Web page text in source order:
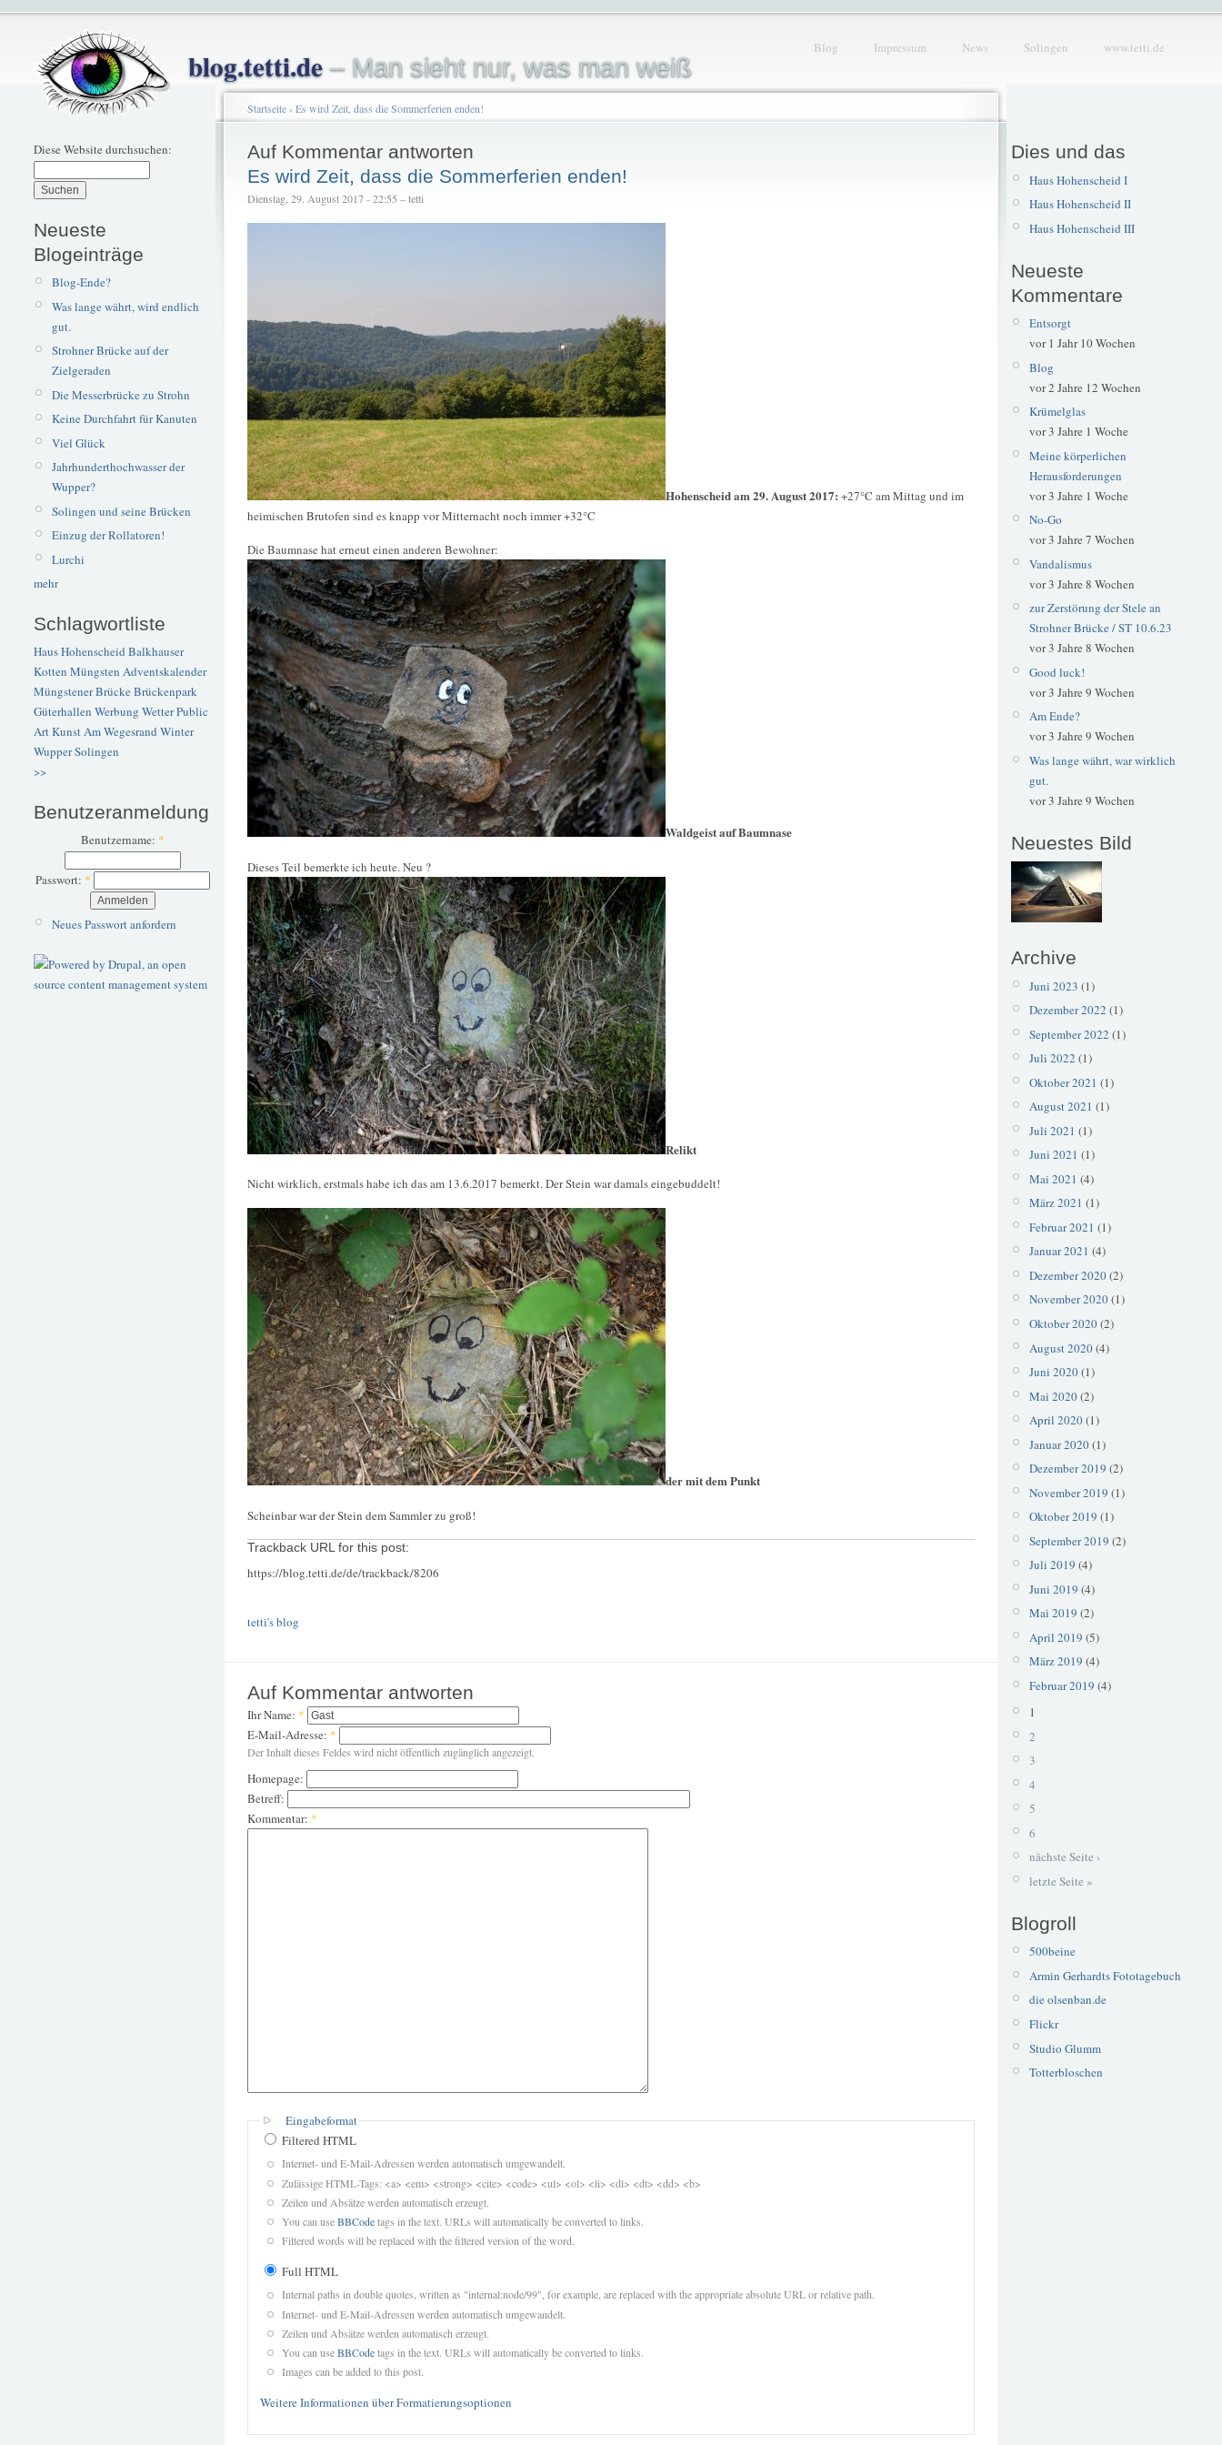
blog.tetti.de– Man sieht nur, was man weiß
Blog Impressum News Solingen www.tetti.de
Diese Website durchsuchen:
Neueste
Blogeinträge
Blog-Ende?
Was lange währt, wird endlich
gut.
Strohner Brücke auf der
Zielgeraden
Die Messerbrücke zu Strohn
Keine Durchfahrt für Kanuten
Viel Glück
Jahrhunderthochwasser der
Wupper?
Solingen und seine Brücken
Einzug der Rollatoren!
Lurchi
mehr
Schlagwortliste
Haus Hohenscheid Balkhauser
Kotten Müngsten Adventskalender
Müngstener BrückeBrückenpark
Güterhallen Werbung WetterPublic
ArtKunstAm Wegesrand Winter
WupperSolingen
>>
Benutzeranmeldung
Benutzername: *
Passwort: *
Neues Passwort anfordern
Startseite› Es wird Zeit, dass die Sommerferien enden!
Auf Kommentar antworten
Es wird Zeit, dass die Sommerferien enden!
Dienstag, 29. August 2017 - 22:55 – tetti
Hohenscheid am 29. August 2017: +27°C am Mittag und im
heimischen Brutofen sind es knapp vor Mitternacht noch immer +32°C
Die Baumnase hat erneut einen anderen Bewohner:
Waldgeist auf Baumnase
Dieses Teil bemerkte ich heute. Neu ?
Relikt
Nicht wirklich, erstmals habe ich das am 13.6.2017 bemerkt. Der Stein war damals eingebuddelt!
der mit dem Punkt
Scheinbar war der Stein dem Sammler zu groß!
Trackback URL for this post:
https://blog.tetti.de/de/trackback/8206
tetti's blog
Auf Kommentar antworten
Ihr Name: *
E-Mail-Adresse: *
Der Inhalt dieses Feldes wird nicht öffentlich zugänglich angezeigt.
Homepage:
Betreff:
Kommentar: *
Eingabeformat
Filtered HTML
Internet- und E-Mail-Adressen werden automatisch umgewandelt.
Zulässige HTML-Tags: <a> <em> <strong> <cite> <code> <ul> <ol> <li> <dl> <dt> <dd> <b>
Zeilen und Absätze werden automatisch erzeugt.
You can useBBCodetags in the text. URLs will automatically be converted to links.
Filtered words will be replaced with the filtered version of the word.
Full HTML
Internal paths in double quotes, written as "internal:node/99", for example, are replaced with the appropriate absolute URL or relative path.
Internet- und E-Mail-Adressen werden automatisch umgewandelt.
Zeilen und Absätze werden automatisch erzeugt.
You can useBBCodetags in the text. URLs will automatically be converted to links.
Images can be added to this post.
Weitere Informationen über Formatierungsoptionen
Dies und das
Haus Hohenscheid I
Haus Hohenscheid II
Haus Hohenscheid III
Neueste
Kommentare
Entsorgt
vor 1 Jahr 10 Wochen
Blog
vor 2 Jahre 12 Wochen
Krümelglas
vor 3 Jahre 1 Woche
Meine körperlichen
Herausforderungen
vor 3 Jahre 1 Woche
No-Go
vor 3 Jahre 7 Wochen
Vandalismus
vor 3 Jahre 8 Wochen
zur Zerstörung der Stele an
Strohner Brücke / ST 10.6.23
vor 3 Jahre 8 Wochen
Good luck!
vor 3 Jahre 9 Wochen
Am Ende?
vor 3 Jahre 9 Wochen
Was lange währt, war wirklich
gut.
vor 3 Jahre 9 Wochen
Neuestes Bild
Archive
Juni 2023 (1)
Dezember 2022 (1)
September 2022 (1)
Juli 2022 (1)
Oktober 2021 (1)
August 2021 (1)
Juli 2021 (1)
Juni 2021 (1)
Mai 2021 (4)
März 2021 (1)
Februar 2021 (1)
Januar 2021 (4)
Dezember 2020(2)
November 2020(1)
Oktober 2020(2)
August 2020(4)
Juni 2020(1)
Mai 2020(2)
April 2020(1)
Januar 2020(1)
Dezember 2019 (2)
November 2019 (1)
Oktober 2019 (1)
September 2019 (2)
Juli 2019 (4)
Juni 2019 (4)
Mai 2019 (2)
April 2019 (5)
März 2019 (4)
Februar 2019 (4)
1
2
3
4
5
6
nächste Seite ›
letzte Seite »
Blogroll
500beine
Armin Gerhardts Fototagebuch
die olsenban.de
Flickr
Studio Glumm
Totterbloschen